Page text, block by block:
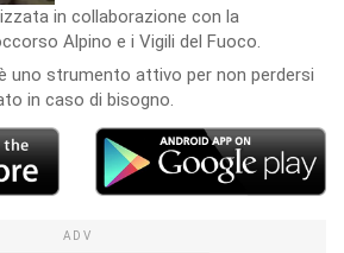
in collaborazione con la
Alpino e i Vigili del Fuoco.
uno strumento attivo per non perdersi
in caso di bisogno.
ADV